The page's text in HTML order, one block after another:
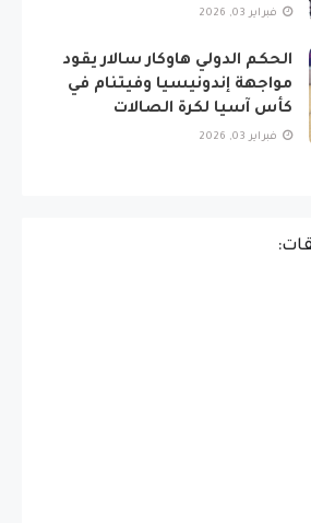
فبراير 03, 2026
الحكم الدولي هاوكار سالار يقود
مواجهة إندونيسيا وفيتنام في
كأس آسيا لكرة الصالات
فبراير 03, 2026